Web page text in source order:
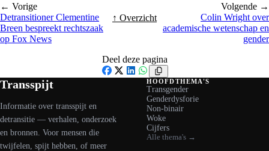
← Vorige
Detransitioner Clementine
Breen bespreekt rechtszaak
op Fox News
↑ Overzicht
Volgende →
Colin Wright over
academische wetenschap en
gender
Deel deze pagina
Facebook
X LinkedIn
WhatsApp
Transspijt
Informatie over transspijt en
detransitie — verhalen, onderzoek
en bronnen. Voor mensen die
twijfelen, spijt hebben, of meer
HOOFDTHEMA'S
Transgender
Genderdysforie
Non-binair
Woke
Cijfers
Alle thema's →